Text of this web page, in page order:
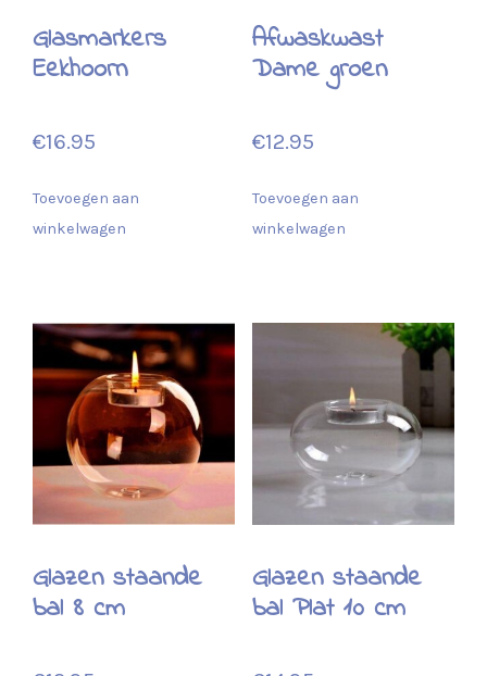
Glasmarkers
Eekhoorn
€16.95
Toevoegen aan
winkelwagen
Afwaskwast
Dame groen
€12.95
Toevoegen aan
winkelwagen
Glazen staande
bal 8 cm
Glazen staande
bal Plat 10 cm